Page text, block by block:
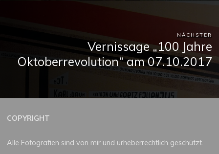
NÄCHSTER
Vernissage „100 Jahre
Oktoberrevolution“ am 07.10.2017
COPYRIGHT
Alle Fotografien sind von mir und urheberrechtlich geschützt.